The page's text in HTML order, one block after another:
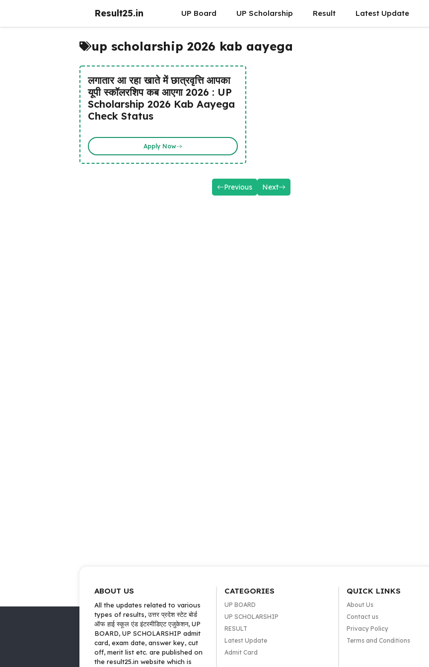
Result25.in UP Board UP Scholarship Result Latest Update
up scholarship 2026 kab aayega
लगातार आ रहा खाते में छात्रवृत्ति आपका
यूपी स्कॉलरशिप कब आएगा 2026 : UP
Scholarship 2026 Kab Aayega
Check Status
Apply Now
Previous Next
ABOUT US
All the updates related to various
types of results, उत्तर प्रदेश स्टेट बोर्ड
ऑफ हाई स्कूल एंड इंटरमीडिएट एजुकेशन, UP
BOARD, UP SCHOLARSHIP admit
card, exam date, answer key, cut
off, merit list etc. are published on
the result25.in website which is
CATEGORIES
UP BOARD
UP SCHOLARSHIP
RESULT
Latest Update
Admit Card
QUICK LINKS
About Us
Contact us
Privacy Policy
Terms and Conditions